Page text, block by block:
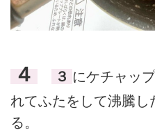
４ ３ にケチャッ
れてふたをして沸騰
る。